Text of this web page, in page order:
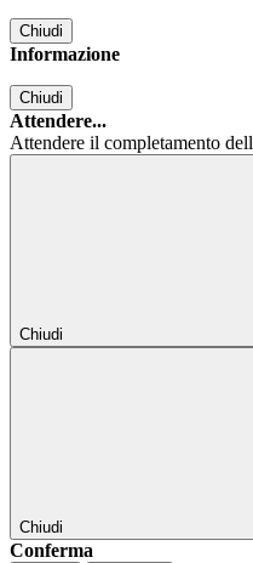
Chiudi
Informazione
Chiudi
Attendere...
Attendere il completamento
Chiudi
Chiudi
Conferma